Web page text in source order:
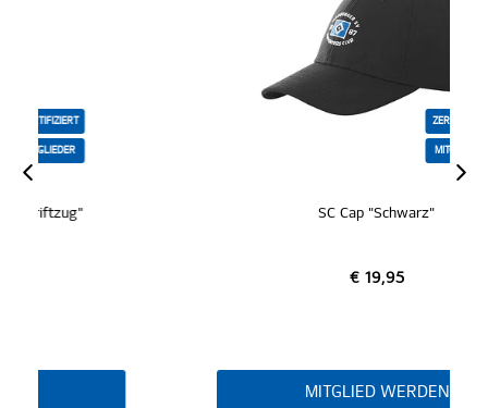
SC Cap "Schwarz"
MITGLIED WERDEN